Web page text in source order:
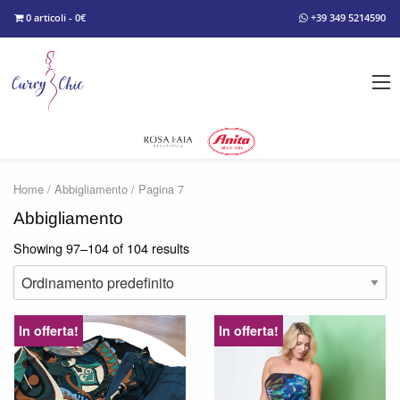
0 articoli - 0€ +39 349 5214590
Home / Abbigliamento / Pagina 7
Abbigliamento
Showing 97–104 of 104 results
In offerta! In offerta!